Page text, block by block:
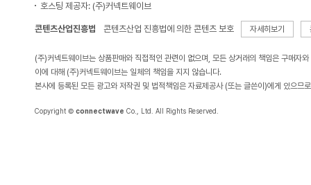
호스팅 제공자: (주)커넥트웨이브
콘텐츠산업진흥법 콘텐츠산업 진흥법에 의한 콘텐츠 보호 자세히보기
(주)커넥트웨이브는 상품판매와 직접적인 관련이 없으며, 모든 상거래의 책임은 구매자
이에 대해 (주)커넥트웨이브는 일체의 책임을 지지 않습니다.
본사에 등록된 모든 광고와 저작권 및 법적책임은 자료제공사 (또는 글쓴이)에게 있으므
Copyright © connectwave Co., Ltd. All Rights Reserved.